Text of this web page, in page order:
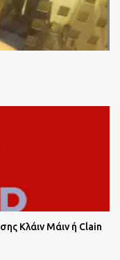
Κλάιν Μάιν ή Clain